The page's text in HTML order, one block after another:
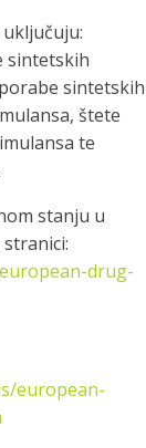
sintetskih
sintetskih
štete
te
stanju u
drug-
european-